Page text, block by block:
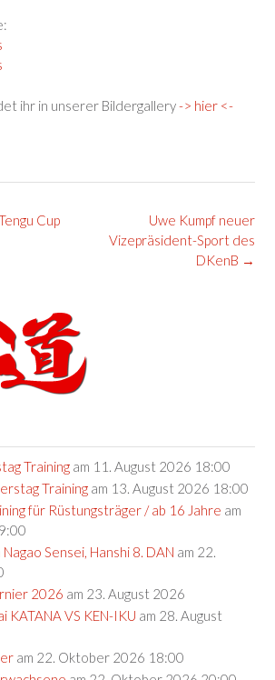
ihr in unserer Bildergallery-> hier <-
Uwe Kumpf neuer
Vizepräsident-Sport des
DKenB →
Cup
Training am 11. August 2026 18:00
Training am 13. August 2026 18:00
für Rüstungsträger / ab 16 Jahre am
Sensei, Hanshi 8. DAN am 22.
2026 am 23. August 2026
KATANA VS KEN-IKU am 28. August
am 22. Oktober 2026 18:00